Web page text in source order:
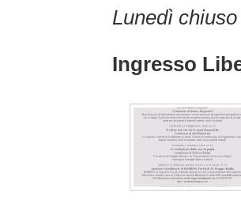
Lunedì chiuso
Ingresso